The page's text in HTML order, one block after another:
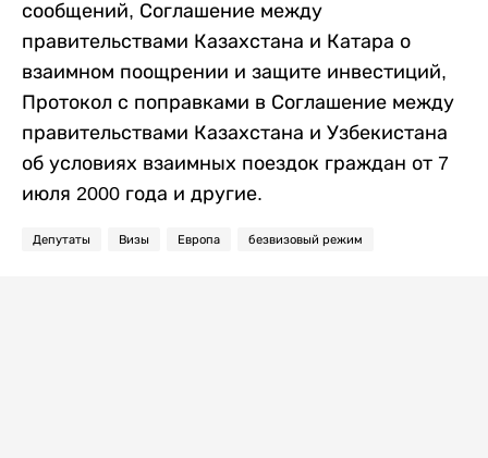
сообщений, Соглашение между
правительствами Казахстана и Катара о
взаимном поощрении и защите инвестиций,
Протокол с поправками в Соглашение между
правительствами Казахстана и Узбекистана
об условиях взаимных поездок граждан от 7
июля 2000 года и другие.
Депутаты Визы Европа безвизовый режим